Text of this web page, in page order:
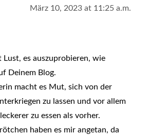
März 10, 2023 at 11:25 a.m.
Lust, es auszuprobieren, wie
Deinem Blog.
macht es Mut, sich von der
zu lassen und vor allem
zu essen als vorher.
haben es mir angetan, da